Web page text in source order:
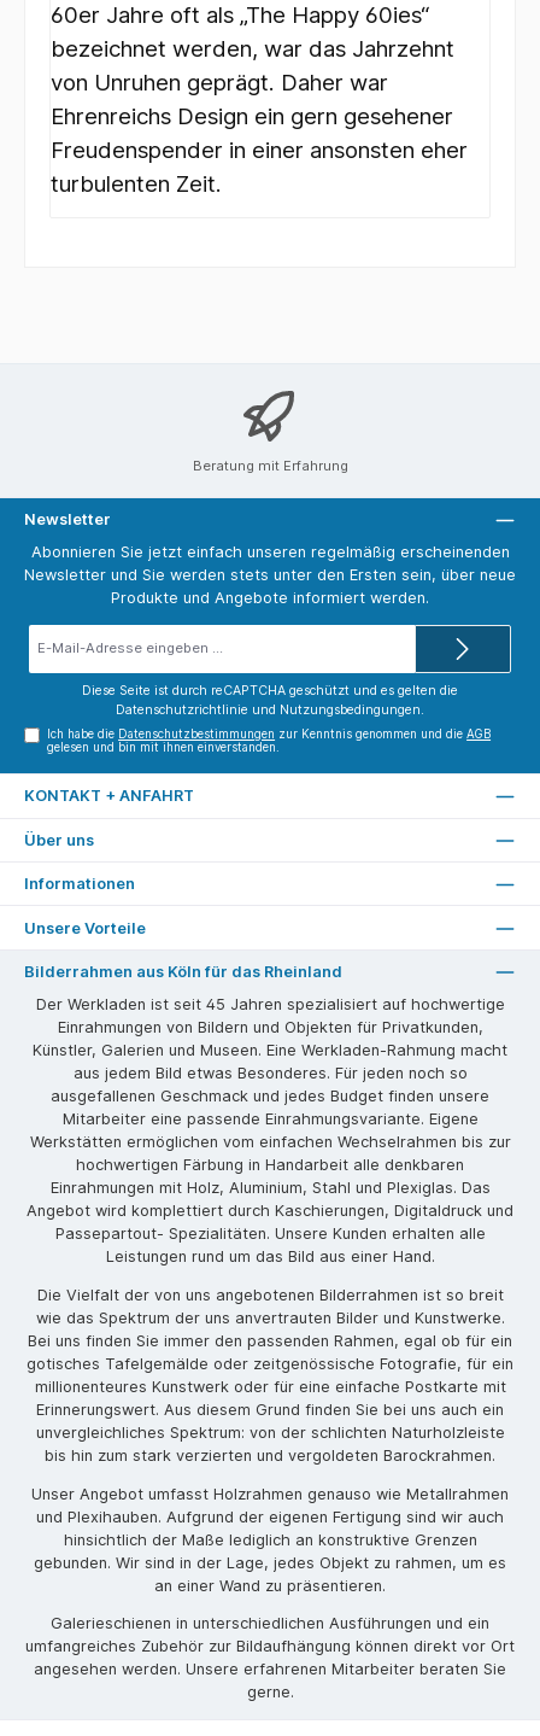
60er Jahre oft als „The Happy 60ies“
bezeichnet werden, war das Jahrzehnt
von Unruhen geprägt. Daher war
Ehrenreichs Design ein gern gesehener
Freudenspender in einer ansonsten eher
turbulenten Zeit.
Beratung mit Erfahrung
Newsletter
Abonnieren Sie jetzt einfach unseren regelmäßig erscheinenden
Newsletter und Sie werden stets unter den Ersten sein, über neue
Produkte und Angebote informiert werden.
Diese Seite ist durch reCAPTCHA geschützt und es gelten die
Datenschutzrichtlinie und Nutzungsbedingungen.
Ich habe die Datenschutzbestimmungen zur Kenntnis genommen und dieAGB
gelesen und bin mit ihnen einverstanden.
KONTAKT + ANFAHRT
Über uns
Informationen
Unsere Vorteile
Bilderrahmen aus Köln für das Rheinland
Der Werkladen ist seit 45 Jahren spezialisiert auf hochwertige
Einrahmungen von Bildern und Objekten für Privatkunden,
Künstler, Galerien und Museen. Eine Werkladen-Rahmung macht
aus jedem Bild etwas Besonderes. Für jeden noch so
ausgefallenen Geschmack und jedes Budget finden unsere
Mitarbeiter eine passende Einrahmungsvariante. Eigene
Werkstätten ermöglichen vom einfachen Wechselrahmen bis zur
hochwertigen Färbung in Handarbeit alle denkbaren
Einrahmungen mit Holz, Aluminium, Stahl und Plexiglas. Das
Angebot wird komplettiert durch Kaschierungen, Digitaldruck und
Passepartout- Spezialitäten. Unsere Kunden erhalten alle
Leistungen rund um das Bild aus einer Hand.
Die Vielfalt der von uns angebotenen Bilderrahmen ist so breit
wie das Spektrum der uns anvertrauten Bilder und Kunstwerke.
Bei uns finden Sie immer den passenden Rahmen, egal ob für ein
gotisches Tafelgemälde oder zeitgenössische Fotografie, für ein
millionenteures Kunstwerk oder für eine einfache Postkarte mit
Erinnerungswert. Aus diesem Grund finden Sie bei uns auch ein
unvergleichliches Spektrum: von der schlichten Naturholzleiste
bis hin zum stark verzierten und vergoldeten Barockrahmen.
Unser Angebot umfasst Holzrahmen genauso wie Metallrahmen
und Plexihauben. Aufgrund der eigenen Fertigung sind wir auch
hinsichtlich der Maße lediglich an konstruktive Grenzen
gebunden. Wir sind in der Lage, jedes Objekt zu rahmen, um es
an einer Wand zu präsentieren.
Galerieschienen in unterschiedlichen Ausführungen und ein
umfangreiches Zubehör zur Bildaufhängung können direkt vor Ort
angesehen werden. Unsere erfahrenen Mitarbeiter beraten Sie
gerne.